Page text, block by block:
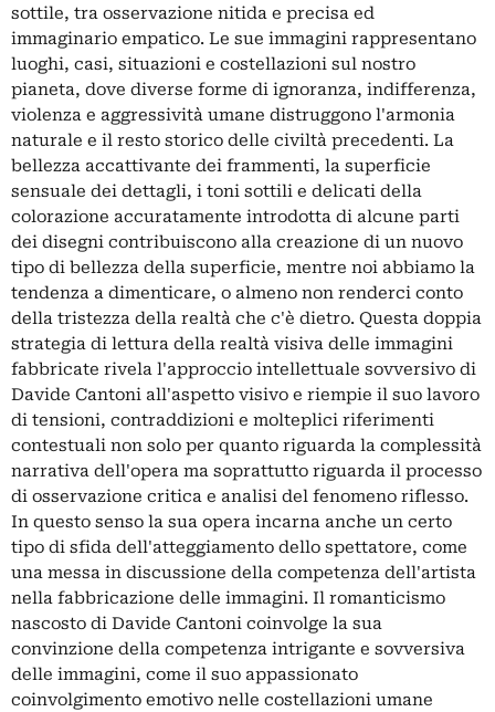
sottile, tra osservazione nitida e precisa ed
immaginario empatico. Le sue immagini rappresentano
luoghi, casi, situazioni e costellazioni sul nostro
pianeta, dove diverse forme di ignoranza, indifferenza,
violenza e aggressività umane distruggono l'armonia
naturale e il resto storico delle civiltà precedenti. La
bellezza accattivante dei frammenti, la superficie
sensuale dei dettagli, i toni sottili e delicati della
colorazione accuratamente introdotta di alcune parti
dei disegni contribuiscono alla creazione di un nuovo
tipo di bellezza della superficie, mentre noi abbiamo la
tendenza a dimenticare, o almeno non renderci conto
della tristezza della realtà che c'è dietro. Questa doppia
strategia di lettura della realtà visiva delle immagini
fabbricate rivela l'approccio intellettuale sovversivo di
Davide Cantoni all'aspetto visivo e riempie il suo lavoro
di tensioni, contraddizioni e molteplici riferimenti
contestuali non solo per quanto riguarda la complessità
narrativa dell'opera ma soprattutto riguarda il processo
di osservazione critica e analisi del fenomeno riflesso.
In questo senso la sua opera incarna anche un certo
tipo di sfida dell'atteggiamento dello spettatore, come
una messa in discussione della competenza dell'artista
nella fabbricazione delle immagini. Il romanticismo
nascosto di Davide Cantoni coinvolge la sua
convinzione della competenza intrigante e sovversiva
delle immagini, come il suo appassionato
coinvolgimento emotivo nelle costellazioni umane